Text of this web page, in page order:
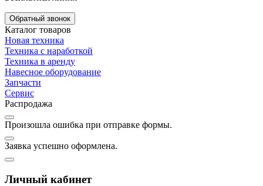
Обратный звонок
Каталог товаров
Новая техника
Техника с наработкой
Техника в аренду
Навесное оборудование
Запчасти
Сервис
Распродажа
Произошла ошибка при отправке формы.
Заявка успешно оформлена.
Личный кабинет